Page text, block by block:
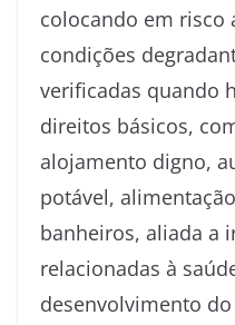
colocando em risco
condições
verificadas quando
direitos básicos,
alojamento digno,
potável,
banheiros, aliada a
relacionadas à
desenvolvimento do